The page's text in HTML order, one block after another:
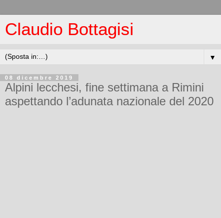
Claudio Bottagisi
▼
08 dicembre 2019
Alpini lecchesi, fine settimana a Rimini
aspettando l’adunata nazionale del 2020